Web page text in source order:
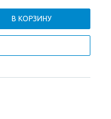
В КОРЗИНУ